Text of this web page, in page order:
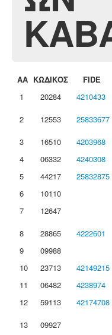
ΑΑ ΚΩΔΙΚΟΣ FIDE
1
20284 4210433
2
12553 25833677
3
16510 4203968
4
06332 4240308
5
44217 25832875
6
10110
7
12647
8
28865 4222601
9
09988
10
23713 42149215
11
06482 4238974
12
59113 42174708
13
09927